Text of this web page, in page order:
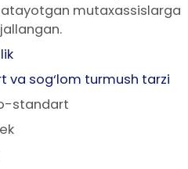
mutaxassislarga
va sog‘lom turmush tarzi
standart